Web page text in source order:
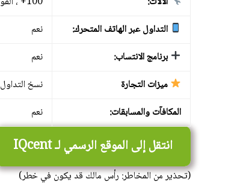
التداول عبر الهاتف المتحرك:
نعم
برنامج الانتساب:
نعم
ميزات التجارة
نسخ التداول
المكافآت والمسابقات:
نعم
انتقل إلى الموقع الرسمي لـ IQcent
(تحذير من المخاطر: رأس مالك قد يكون في خطر)